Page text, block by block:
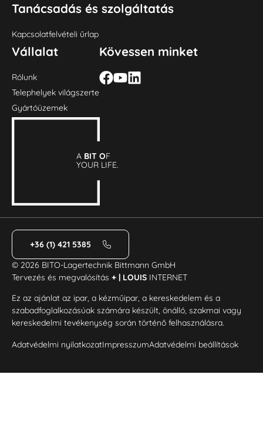
Tanácsadás és szolgáltatás
Kapcsolatfelvételi űrlap
Vállalat
Rólunk
Telephelyek világszerte
Gyártóüzemek
Kövessen minket
A BIT OF
YOUR LIFE.
+36 (1) 421 5385
© 2026 BITO-Lagertechnik Bittmann GmbH
Tervezés és megvalósítás+ | LOUIS INTERNET
Ez az ajánlat az ipar, a kézműipar, a kereskedelem és a
szabadfoglalkozásúak számára készült, önálló, szakmai vagy
kereskedelmi tevékenység során történő felhasználásra.
Adatvédelmi nyilatkozatImpresszumAdatvédelmi beállítások